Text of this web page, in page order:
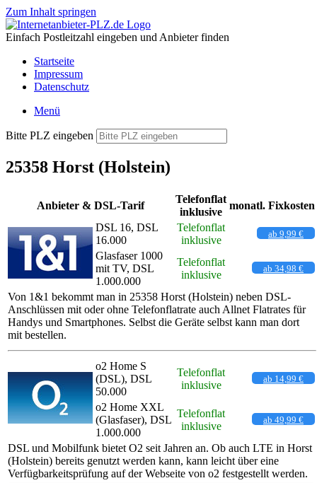
Zum Inhalt springen
Einfach Postleitzahl eingeben und Anbieter finden
Startseite
Impressum
Datenschutz
Menü
Bitte PLZ eingeben
25358 Horst (Holstein)
Anbieter & DSL-Tarif
Telefonflat
inklusive
monatl. Fixkosten
DSL 16, DSL
16.000
Telefonflat
inklusive
ab 9,99 €
Glasfaser 1000
mit TV, DSL
1.000.000
Telefonflat
inklusive
ab 34,98 €
Von 1&1 bekommt man in 25358 Horst (Holstein) neben DSL-
Anschlüssen mit oder ohne Telefonflatrate auch Allnet Flatrates für
Handys und Smartphones. Selbst die Geräte selbst kann man dort
mit bestellen.
o2 Home S
(DSL), DSL
50.000
Telefonflat
inklusive
ab 14,99 €
o2 Home XXL
(Glasfaser), DSL
1.000.000
Telefonflat
inklusive
ab 49,99 €
DSL und Mobilfunk bietet O2 seit Jahren an. Ob auch LTE in Horst
(Holstein) bereits genutzt werden kann, kann leicht über eine
Verfügbarkeitsprüfung auf der Webseite von o2 festgestellt werden.